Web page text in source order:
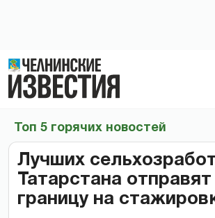
Топ 5 горячих новостей
Лучших
Татарстана отправят
границу на